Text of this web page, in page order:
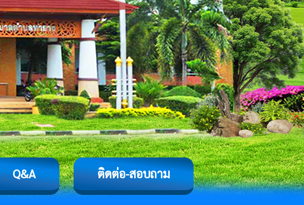
Q&A ติดต่อ-สอบถาม